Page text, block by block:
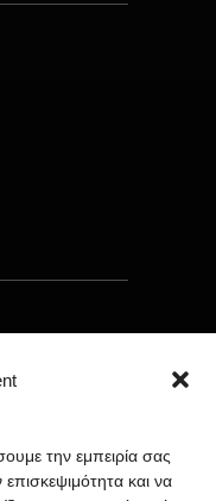
την εμπειρία σας
και να